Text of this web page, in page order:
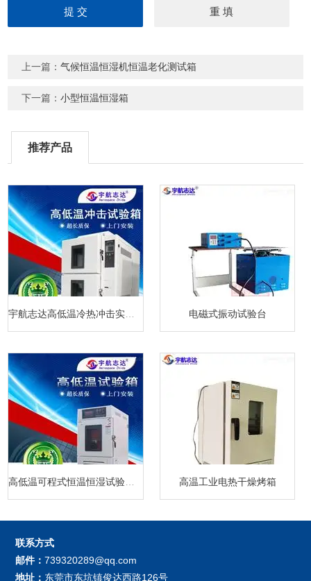
上一篇：气候恒温恒湿机恒温老化测试箱
下一篇：小型恒温恒湿箱
推荐产品
电磁式振动试验台
高温工业电热干燥烤箱
联系方式
邮件：739320289@qq.com
地址： 东莞市东坑镇俊达西路126号